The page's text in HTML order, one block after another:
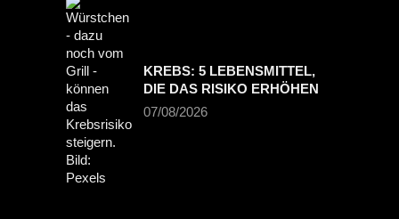
KREBS: 5 LEBENSMITTEL,
DIE DAS RISIKO ERHÖHEN
07/08/2026